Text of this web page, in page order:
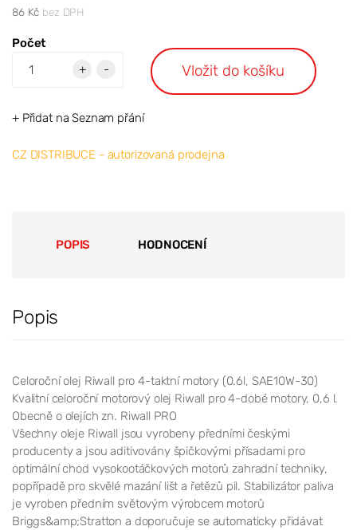
86 Kč bez DPH
Počet
+
- Vložit do košíku
+ Přidat na Seznam přání
CZ DISTRIBUCE - autorizovaná prodejna
POPIS HODNOCENÍ
Popis
Celoroční olej Riwall pro 4-taktní motory (0.6l, SAE10W-30)
Kvalitní celoroční motorový olej Riwall pro 4-dobé motory, 0,6 l.
Obecně o olejích zn. Riwall PRO
Všechny oleje Riwall jsou vyrobeny předními českými
producenty a jsou aditivovány špičkovými přísadami pro
optimální chod vysokootáčkových motorů zahradní techniky,
popřípadě pro skvělé mazání lišt a řetězů pil. Stabilizátor paliva
je vyroben předním světovým výrobcem motorů
Briggs&amp;Stratton a doporučuje se automaticky přidávat